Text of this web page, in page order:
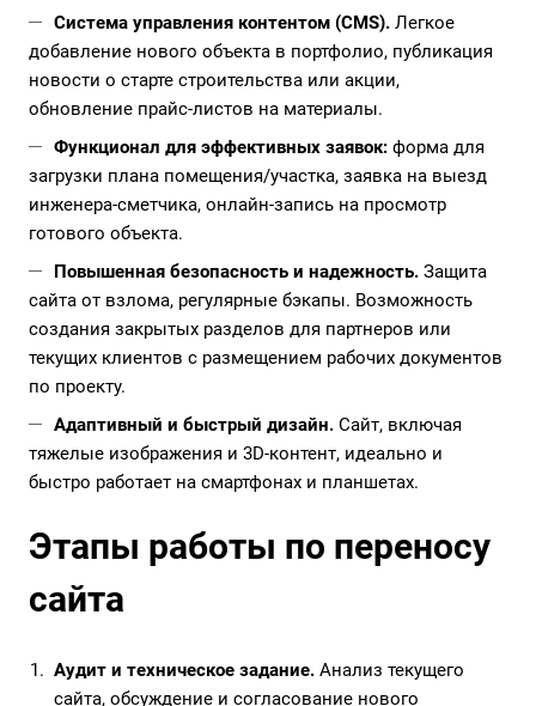
Система управления контентом (CMS). Легкое
добавление нового объекта в портфолио, публикация
новости о старте строительства или акции,
обновление прайс-листов на материалы.
Функционал для эффективных заявок: форма для
загрузки плана помещения/участка, заявка на выезд
инженера-сметчика, онлайн-запись на просмотр
готового объекта.
Повышенная безопасность и надежность. Защита
сайта от взлома, регулярные бэкапы. Возможность
создания закрытых разделов для партнеров или
текущих клиентов с размещением рабочих документов
по проекту.
Адаптивный и быстрый дизайн. Сайт, включая
тяжелые изображения и 3D-контент, идеально и
быстро работает на смартфонах и планшетах.
Этапы работы по переносу
сайта
Аудит и техническое задание. Анализ текущего
сайта, обсуждение и согласование нового